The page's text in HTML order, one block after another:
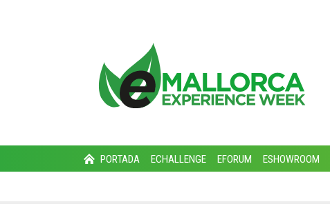
PORTADA ECHALLENGE EFORUM ESHOWROOM